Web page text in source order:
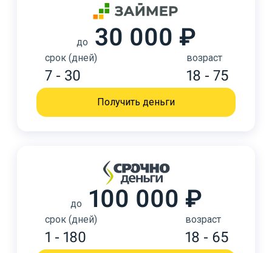
до 30 000 ₽
срок (дней)
7 - 30
возраст
18 - 75
Получить деньги
до 100 000 ₽
срок (дней)
1 - 180
возраст
18 - 65